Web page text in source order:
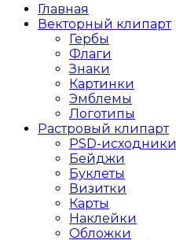
Главная
Векторный клипарт
Гербы
Флаги
Знаки
Картинки
Эмблемы
Логотипы
Растровый клипарт
PSD-исходники
Бейджи
Буклеты
Визитки
Карты
Наклейки
Обложки